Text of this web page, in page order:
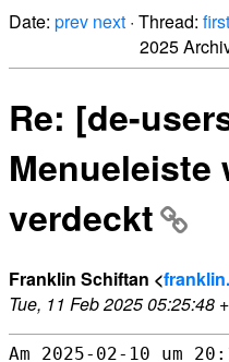
Date: prev next · Thread: first
2025
Re: [de-
Menueleiste
verdeckt
Franklin Schiftan <
Tue, 11 Feb 2025 05:25:48